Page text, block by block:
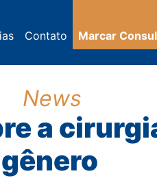
Contato Marcar
News
a
gênero